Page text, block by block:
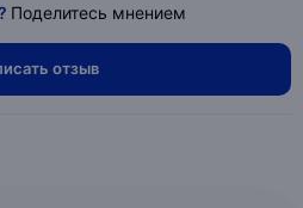
Поделитесь мнением
отзыв